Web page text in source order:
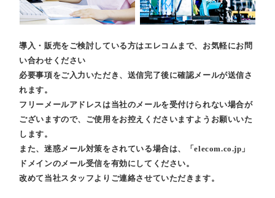
導入・販売をご検討している方はエレコムまで、お気軽にお問
い合わせください
必要事項をご入力いただき、送信完了後に確認メールが送信さ
れます。
フリーメールアドレスは当社のメールを受付けられない場合が
ございますので、ご使用をお控えくださいますようお願いいた
します。
また、迷惑メール対策をされている場合は、「elecom.co.jp」
ドメインのメール受信を有効にしてください。
改めて当社スタッフよりご連絡させていただきます。